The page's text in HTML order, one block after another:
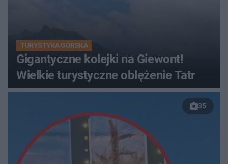
TURYSTYKA GÓRSKA
Gigantyczne kolejki na Giewont!
Wielkie turystyczne oblężenie Tatr
35